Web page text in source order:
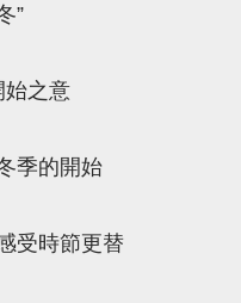
”
始之意
季的開始
受時節更替